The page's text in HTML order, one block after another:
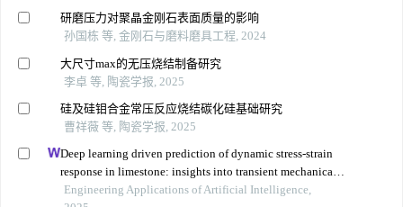
研磨压力对聚晶金刚石表面质量的影响
孙国栋 等, 金刚石与磨料磨具工程, 2024
大尺寸max的无压烧结制备研究
李卓 等, 陶瓷学报, 2025
硅及硅钼合金常压反应烧结碳化硅基础研究
曹祥薇 等, 陶瓷学报, 2025
Deep learning driven prediction of dynamic stress-strain
response in limestone: insights into transient mechanical
behavior under complex loadings for shield tunneling
Engineering Applications of Artificial Intelligence,